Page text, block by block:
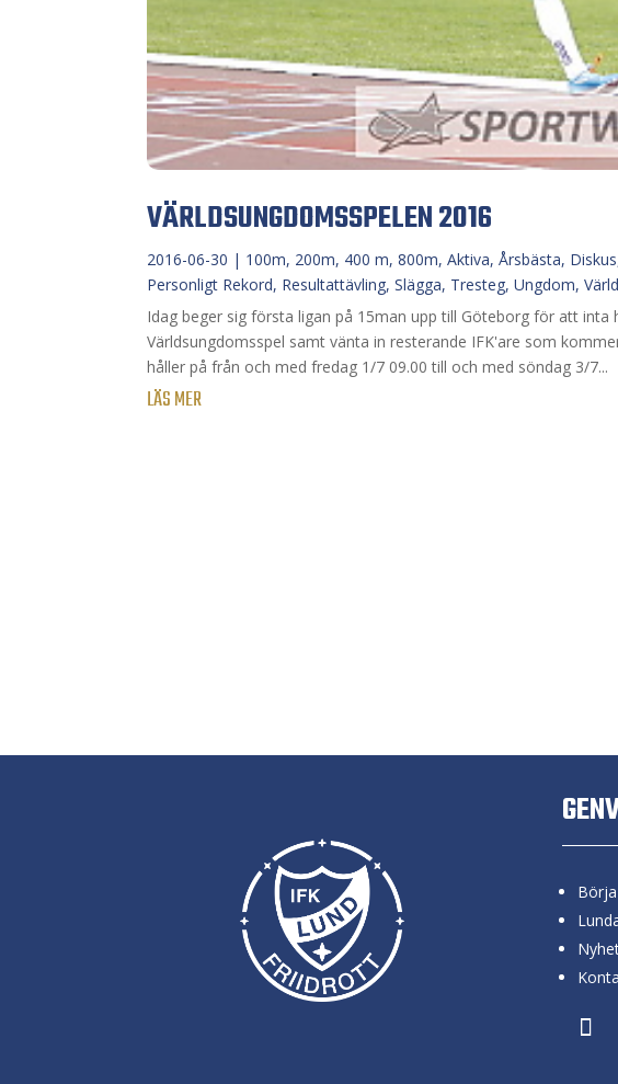
VÄRLDSUNGDOMSSPELEN 2016
2016-06-30 | 100m, 200m, 400 m,800m,Aktiva,Årsbästa, Diskus
Personligt Rekord, Resultattävling,Slägga, Tresteg,Ungdom,
Idag beger sig första ligan på 15man upp till Göteborg för att
Världsungdomsspel samt vänta in resterande IFK'are som
håller på från och med fredag 1/7 09.00 till och med söndag 3/7...
LÄS MER